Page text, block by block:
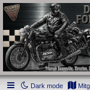
DAS FORUM! Alles rund
die New Bonneville
Scrambler, Bobber, Speed
und Speedmaster.
Dark mode